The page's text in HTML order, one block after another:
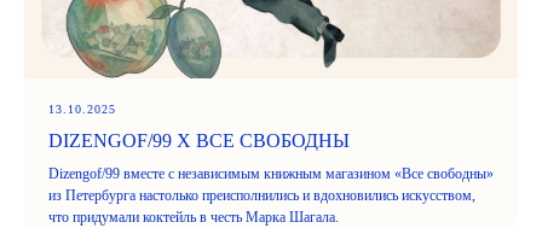
13.10.2025
DIZENGOF/99 X ВСЕ СВОБОДНЫ
Dizengof/99 вместе с независимым книжным магазином «Все свободны»
из Петербурга настолько преисполнились и вдохновились искусством,
что придумали коктейль в честь Марка Шагала.